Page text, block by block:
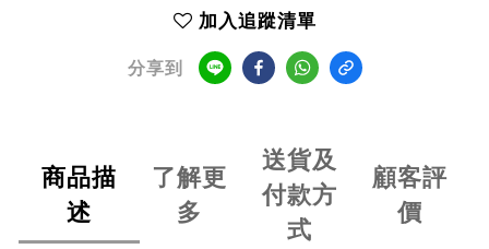
加入追蹤清單
分享到
商品描
述
了解更
多
送貨及
付款方
式
顧客評
價